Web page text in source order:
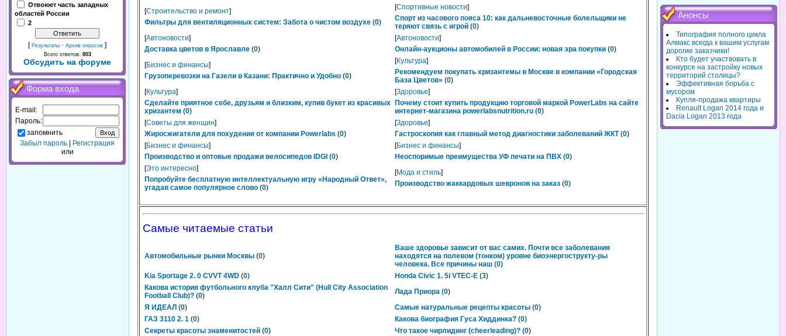
Отвоюет часть западных
областей России
2
[ Результаты · Архив опросов ]
Всего ответов: 803
Обсудить на форуме
Форма входа
E-mail:
Пароль:
запомнить
Забыл пароль
Регистрация
или
[Строительство и ремонт]
Фильтры для вентиляционных систем: Забота о чистом воздухе (0)
[Спортивные новости]
Спорт из часового пояса 10: как дальневосточные болельщики не
теряют связь с игрой (0)
[Автоновости]
Доставка цветов в Ярославле (0)
[Автоновости]
Онлайн-аукционы автомобилей в России: новая эра покупки (0)
[Бизнес и финансы]
Грузоперевозки на Газели в Казани: Практично и Удобно (0)
[Культура]
Рекомендуем покупать хризантемы в Москве в компании «Городская
База Цветов» (0)
[Культура]
Сделайте приятное себе, друзьям и близким, купив букет из красивых
хризантем (0)
[Здоровье]
Почему стоит купить продукцию торговой маркой PowerLabs на сайте
интернет-магазина powerlabsnutrition.ru (0)
[Советы для женщин]
Жиросжигатели для похудения от компании Powerlabs (0)
[Здоровье]
Гастроскопия как главный метод диагностики заболеваний ЖКТ (0)
[Бизнес и финансы]
Производство и оптовые продажи велосипедов IDGI (0)
[Бизнес и финансы]
Неоспоримые преимущества УФ печати на ПВХ (0)
[Это интересно]
Попробуйте бесплатную интеллектуальную игру «Народный Ответ»,
угадав самое популярное слово (0)
[Мода и стиль]
Производство жаккардовых шевронов на заказ (0)
Самые читаемые статьи
Автомобильные рынки Москвы (0)
Ваше здоровье зависит от вас самих. Почти все заболевания
находятся на полевом (тонком) уровне биоэнергострукту-ры
человека. Все причины наш (0)
Kia Sportage 2. 0 CVVT 4WD (0) Honda Civic 1. 5i VTEC-E (3)
Какова история футбольного клуба "Халл Сити" (Hull City Association
Football Club)? (0) Лада Приора (0)
Я ИДЕАЛ (0) Самые натуральные рецепты красоты (0)
ГАЗ 3110 2. 1 (0) Какова биография Гуса Хиддинка? (0)
Секреты красоты знаменитостей (0) Что такое чирлидинг (cheerleading)? (0)
Анонсы
Типография полного цикла
Алмакс всегда к вашим услугам
дорогие заказчики!
Кто будет участвовать в
конкурсе на застройку новых
территорий столицы?
Эффективная борьба с
мусором
Купля-продажа квартиры
Renault Logan 2014 года и
Dacia Logan 2013 года